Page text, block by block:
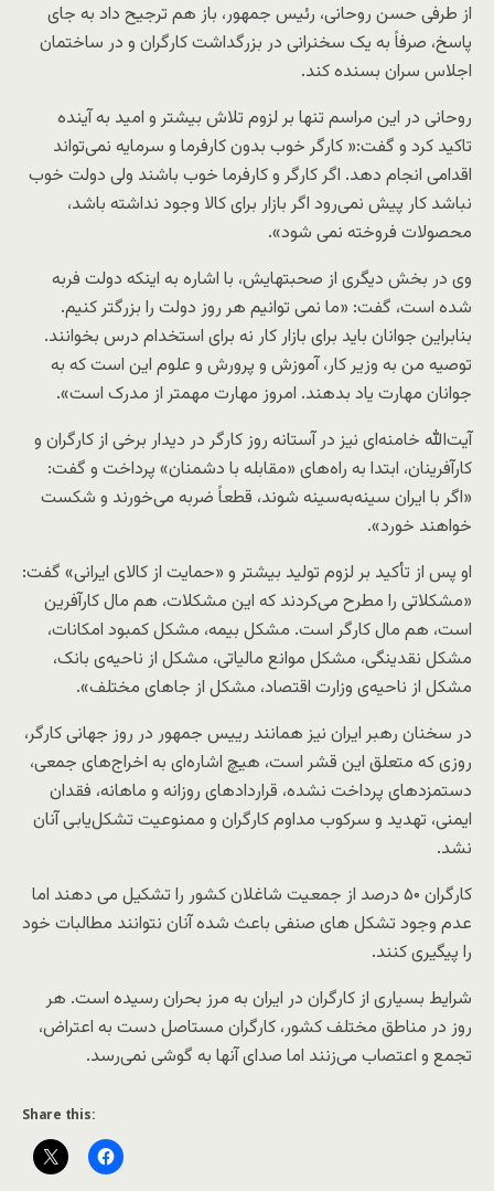
از طرفی حسن روحانی، رئیس جمهور، باز هم ترجیح داد به جای
پاسخ، صرفاً به یک سخنرانی در بزرگداشت کارگران و در ساختمان
اجلاس سران بسنده کند.
روحانی در این مراسم تنها بر لزوم تلاش بیشتر و امید به آینده
تاکید کرد و گفت:« کارگر خوب بدون کارفرما و سرمایه نمی‌تواند
اقدامی انجام دهد. اگر کارگر و کارفرما خوب باشند ولی دولت خوب
نباشد کار پیش نمی‌رود اگر بازار برای کالا وجود نداشته باشد،
محصولات فروخته نمی شود».
وی در بخش دیگری از صحبتهایش، با اشاره به اینکه دولت فربه
شده است، گفت: «ما نمی توانیم هر روز دولت را بزرگتر کنیم.
بنابراین جوانان باید برای بازار کار نه برای استخدام درس بخوانند.
توصیه من به وزیر کار، آموزش و پرورش و علوم این است که به
جوانان مهارت یاد بدهند. امروز مهارت مهمتر از مدرک است».
آیت‌الله خامنه‌ای نیز در آستانه روز کارگر در دیدار برخی از کارگران و
کارآفرینان، ابتدا به راه‌های «مقابله با دشمنان» پرداخت و گفت:
«اگر با ایران سینه‌به‌سینه شوند، قطعاً ضربه می‌خورند و شکست
خواهند خورد».
او پس از تأکید بر لزوم تولید بیشتر و «حمایت از کالای ایرانی» گفت:
«مشکلاتی را مطرح می‌کردند که این مشکلات، هم مال کارآفرین
است، هم مال کارگر است. مشکل بیمه، مشکل کمبود امکانات،
مشکل نقدینگی، مشکل موانع مالیاتی، مشکل از ناحیه‌ی بانک،
مشکل از ناحیه‌ی وزارت اقتصاد، مشکل از جاهای مختلف».
در سخنان رهبر ایران نیز همانند رییس جمهور در روز جهانی کارگر،
روزی که متعلق این قشر است، هیچ اشاره‌ای به اخراج‌های جمعی،
دستمزدهای پرداخت‌ نشده، قراردادهای روزانه و ‌ماهانه، فقدان
ایمنی، تهدید و سرکوب مداوم کارگران و ممنوعیت تشکل‌یابی آنان
نشد.
کارگران ۵۰ درصد از جمعیت شاغلان کشور را تشکیل می دهند اما
عدم وجود تشکل های صنفی باعث شده آنان نتوانند مطالبات خود
را پیگیری کنند.
شرایط بسیاری از کارگران در ایران به مرز بحران رسیده است. هر
روز در مناطق مختلف کشور، کارگران مستاصل دست به اعتراض،
تجمع و اعتصاب می‌زنند اما صدای آنها به گوشی نمی‌رسد.
Share this: